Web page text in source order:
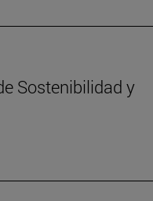
Sostenibilidad y